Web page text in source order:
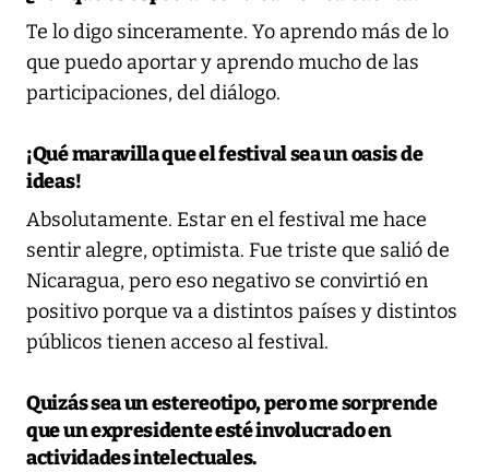
Te lo digo sinceramente. Yo aprendo más de lo
que puedo aportar y aprendo mucho de las
participaciones, del diálogo.
¡Qué maravilla que el festival sea un oasis de
ideas!
Absolutamente. Estar en el festival me hace
sentir alegre, optimista. Fue triste que salió de
Nicaragua, pero eso negativo se convirtió en
positivo porque va a distintos países y distintos
públicos tienen acceso al festival.
Quizás sea un estereotipo, pero me sorprende
que un expresidente esté involucrado en
actividades intelectuales.